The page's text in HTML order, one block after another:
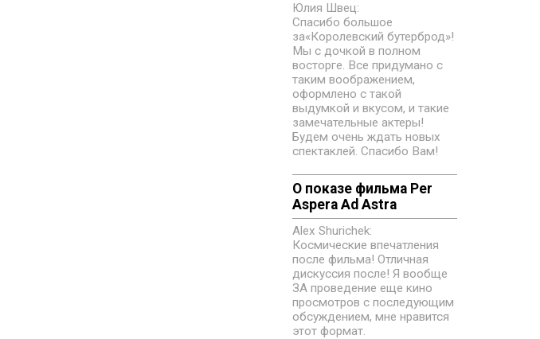
Юлия Швец:
Спасибо большое
за«‎Королевский бутерброд»!
Мы с дочкой в полном
восторге. Все придумано с
таким воображением,
оформлено с такой
выдумкой и вкусом, и такие
замечательные актеры!
Будем очень ждать новых
спектаклей. Спасибо Вам!
О показе фильма Per
Aspera Ad Astra
Alex Shurichek:
Космические впечатления
после фильма! Отличная
дискуссия после! Я вообще
ЗА проведение еще кино
просмотров с последующим
обсуждением, мне нравится
этот формат.